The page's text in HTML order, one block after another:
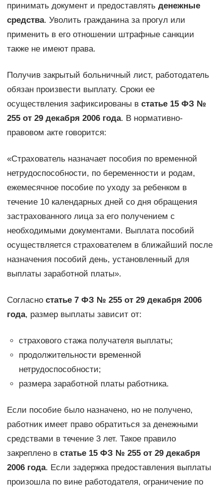
принимать документ и предоставлять денежные
средства. Уволить гражданина за прогул или
применить в его отношении штрафные санкции
также не имеют права.
Получив закрытый больничный лист, работодатель
обязан произвести выплату. Сроки ее
осуществления зафиксированы в статье 15 ФЗ №
255 от 29 декабря 2006 года. В нормативно-
правовом акте говорится:
«Страхователь назначает пособия по временной
нетрудоспособности, по беременности и родам,
ежемесячное пособие по уходу за ребенком в
течение 10 календарных дней со дня обращения
застрахованного лица за его получением с
необходимыми документами. Выплата пособий
осуществляется страхователем в ближайший после
назначения пособий день, установленный для
выплаты заработной платы».
Согласно статье 7 ФЗ № 255 от 29 декабря 2006
года, размер выплаты зависит от:
страхового стажа получателя выплаты;
продолжительности временной
нетрудоспособности;
размера заработной платы работника.
Если пособие было назначено, но не получено,
работник имеет право обратиться за денежными
средствами в течение 3 лет. Такое правило
закреплено в статье 15 ФЗ № 255 от 29 декабря
2006 года. Если задержка предоставления выплаты
произошла по вине работодателя, ограничение по